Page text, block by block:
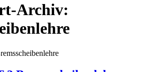
Archiv: